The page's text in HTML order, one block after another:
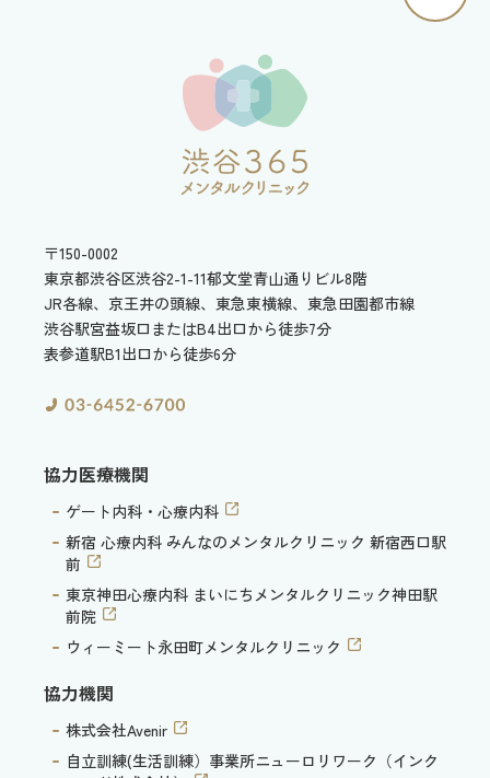
〒150-0002
東京都渋谷区渋谷2-1-11郁文堂青山通りビル8階
JR各線、京王井の頭線、東急東横線、東急田園都市線
渋谷駅宮益坂口またはB4出口から徒歩7分
表参道駅B1出口から徒歩6分
協力医療機関
ゲート内科・心療内科
新宿 心療内科 みんなのメンタルクリニック 新宿西口駅
前
東京神田心療内科 まいにちメンタルクリニック神田駅
前院
ウィーミート永田町メンタルクリニック
協力機関
株式会社Avenir
自立訓練(生活訓練）事業所ニューロリワーク（インク